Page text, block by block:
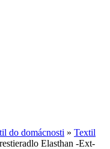
do domácnosti » Textil
Elasthan -Ext-